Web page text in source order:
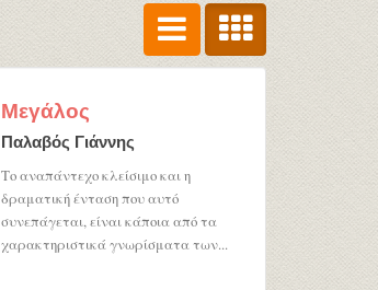
Μεγάλος
Παλαβός Γιάννης
Το αναπάντεχο κλείσιμο και η
δραματική ένταση που αυτό
συνεπάγεται, είναι κάποια από τα
χαρακτηριστικά γνωρίσματα των...